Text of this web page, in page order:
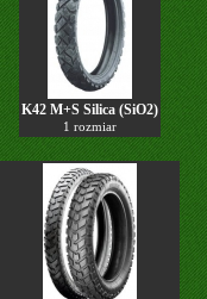
K42 M+S Silica (SiO2)
1 rozmiar